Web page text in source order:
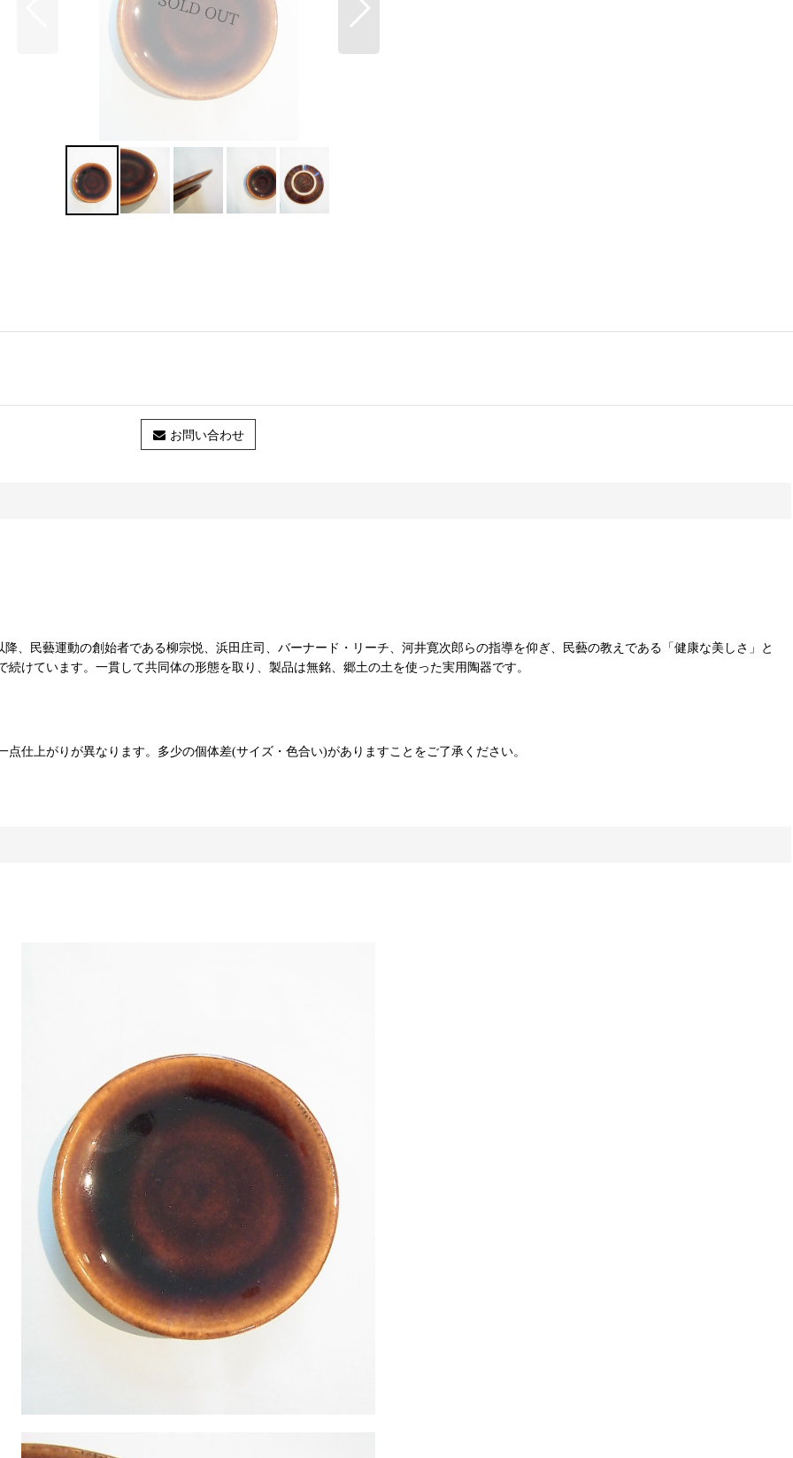
お問い合わせ
、民藝運動の創始者である柳宗悦、浜田庄司、バーナード・リーチ、河井寛次郎らの指導を仰ぎ、民藝の教えである「健康な美しさ」と
けています。一貫して共同体の形態を取り、製品は無銘、郷土の土を使った実用陶器です。
仕上がりが異なります。多少の個体差(サイズ・色合い)がありますことをご了承ください。